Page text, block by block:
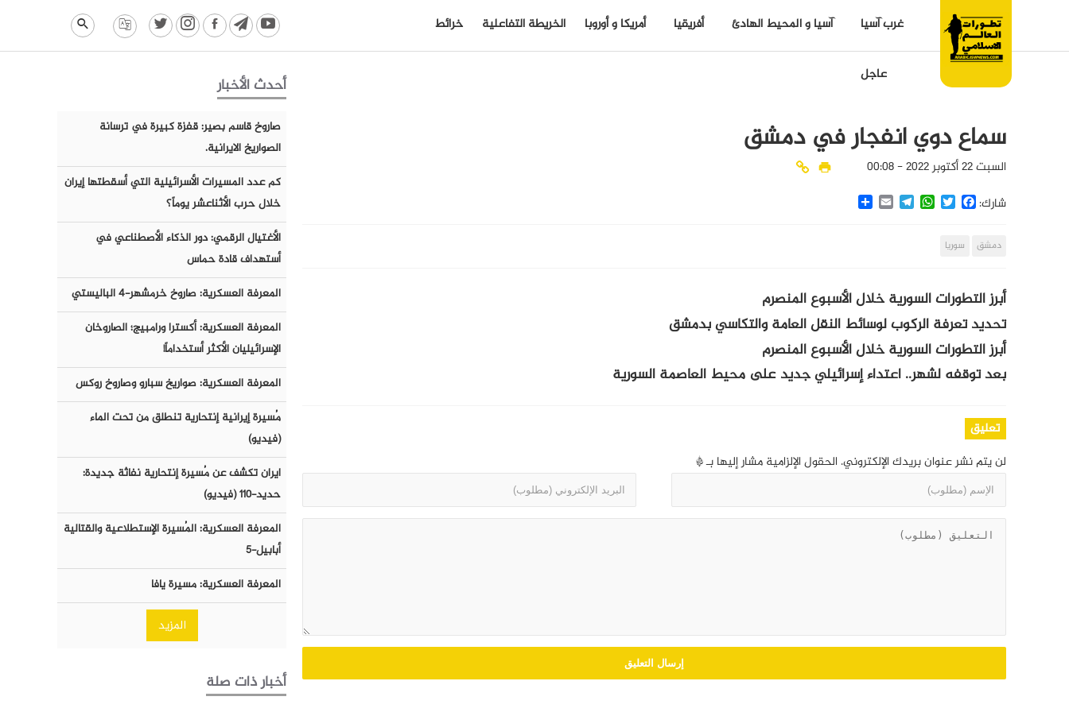
غرب آسيا آسيا و المحيط الهادئ أفريقيا أمريكا و أوروبا الخريطة التفاعلية خرائط
عاجل
سماع دوي انفجار في دمشق
السبت 22 أكتوبر 2022 - 00:08
شارك:
Facebook
Twitter
WhatsApp
Telegram
Email
دمشق سوريا
أبرز التطورات السورية خلال الأسبوع المنصرم
تحديد تعرفة الركوب لوسائط النقل العامة والتكاسي بدمشق
أبرز التطورات السورية خلال الأسبوع المنصرم
بعد توقفه لشهر.. اعتداء إسرائيلي جديد على محيط العاصمة السورية
تعليق
لن يتم نشر عنوان بريدك الإلكتروني. الحقول الإلزامية مشار إليها بـ*
أحدث الأخبار
صاروخ قاسم بصير: قفزة كبيرة في ترسانة
الصواريخ الايرانية.
كم عدد المسيرات الأسرائيلية التي أسقطتها إيران
خلال حرب الأثناعشر يوماً؟
الأغتيال الرقمي: دور الذكاء الأصطناعي في
أستهداف قادة حماس
المعرفة العسكرية: صاروخ خرمشهر-٤ الباليستي
المعرفة العسكرية: أكسترا ورامبيج؛ الصاروخان
الإسرائيليان الأكثر أستخداماً!
المعرفة العسكرية: صواريخ سبارو وصاروخ روكس
مُسيرة إيرانية إنتحارية تنطلق من تحت الماء
(فيديو)
ايران تكشف عن مُسيرة إنتحارية نفاثة جديدة:
حديد-١١٠ (فيديو)
المعرفة العسكرية: المُسيرة الإستطلاعية والقتالية
أبابيل-٥
المعرفة العسكرية: مسيرة يافا
المزيد
أخبار ذات صلة